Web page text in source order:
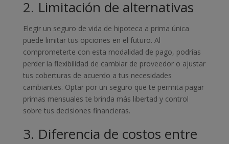
2. Limitación de alternativas
Elegir un seguro de vida de hipoteca a prima única
puede limitar tus opciones en el futuro. Al
comprometerte con esta modalidad de pago, podrías
perder la flexibilidad de cambiar de proveedor o ajustar
tus coberturas de acuerdo a tus necesidades
cambiantes. Optar por un seguro que te permita pagar
primas mensuales te brinda más libertad y control
sobre tus decisiones financieras.
3. Diferencia de costos entre